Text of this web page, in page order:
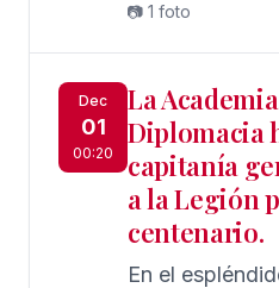
📷 1 foto
Dec
01
00:20
La
Diplomacia
capitanía
a la Legión
centenario.
En el espléndido Teatro